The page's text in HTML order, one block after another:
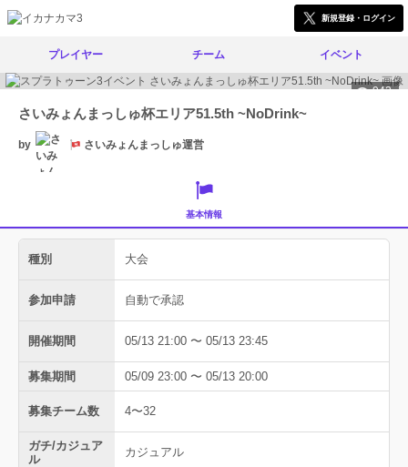
新規登録・ログイン
プレイヤー チーム イベント
942
さいみょんまっしゅ杯エリア51.5th ~NoDrink~
by さいみょんまっしゅ運営
基本情報
種別 大会
参加申請 自動で承認
開催期間 05/13 21:00 〜 05/13 23:45
募集期間 05/09 23:00 〜 05/13 20:00
募集チーム数 4〜32
ガチ/カジュア
ル
カジュアル